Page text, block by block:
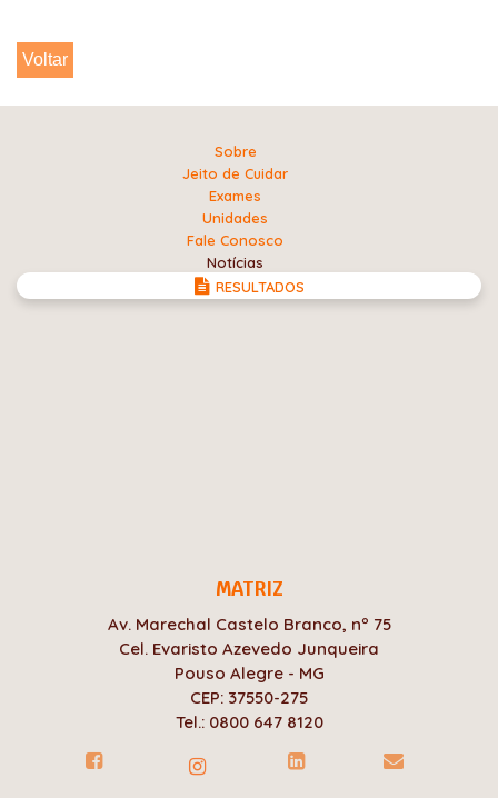
Voltar
Sobre
Jeito de Cuidar
Exames
Unidades
Fale Conosco
Notícias
RESULTADOS
MATRIZ
Av. Marechal Castelo Branco, nº 75
Cel. Evaristo Azevedo Junqueira
Pouso Alegre - MG
CEP: 37550-275
Tel.: 0800 647 8120